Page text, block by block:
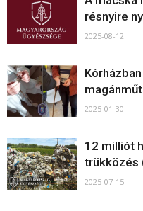
résnyire
2025-08-12
2025-01-30
12 milliót
trükközés
2025-07-15